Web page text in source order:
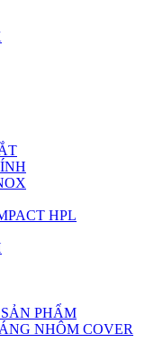
HPL
PHẨM
NHÔM COVER